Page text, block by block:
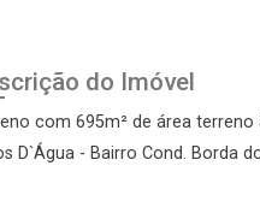
do Imóvel
com 695m² de área
D`Água - Bairro Cond. Borda
Realize o login